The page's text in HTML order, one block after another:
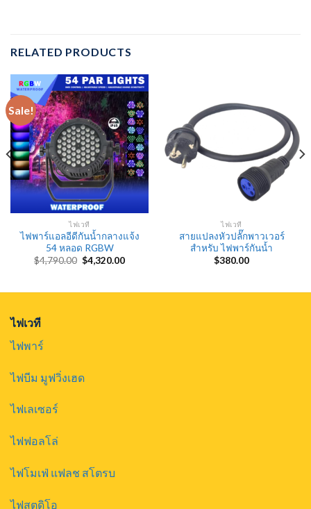
RELATED PRODUCTS
Sale!
ไฟเวที
ไฟพาร์แอลอีดีกันน้ำกลางแจ้ง
54 หลอด RGBW
$4,790.00 Original
price
$4,320.00Current
ไฟเวที
สายแปลงหัวปลั๊กพาวเวอร์
สำหรับ ไฟพาร์กันน้ำ
$380.00
ไฟเวที
ไฟพาร์
ไฟบีม มูฟวิ่งเฮด
ไฟเลเซอร์
ไฟฟอลโล่
ไฟโมเฟ่ แฟลช สโตรบ
ไฟสตูดิโอ